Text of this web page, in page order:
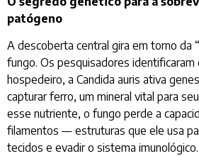
patógeno
A descoberta central gira em torno da
fungo. Os pesquisadores identificaram
hospedeiro, a Candida auris ativa
capturar ferro, um mineral vital para
esse nutriente, o fungo perde a
filamentos — estruturas que ele usa
tecidos e evadir o sistema imunológico.